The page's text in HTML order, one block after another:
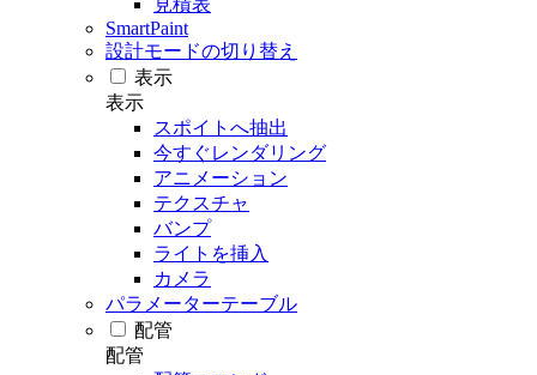
見積表
SmartPaint
設計モードの切り替え
表示
表示
スポイトへ抽出
今すぐレンダリング
アニメーション
テクスチャ
バンプ
ライトを挿入
カメラ
パラメーターテーブル
配管
配管